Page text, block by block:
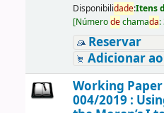
Disponibilidade:Itens
[Númerodechamada:
Reservar
Adicionar
Working Paper
004/2019 :